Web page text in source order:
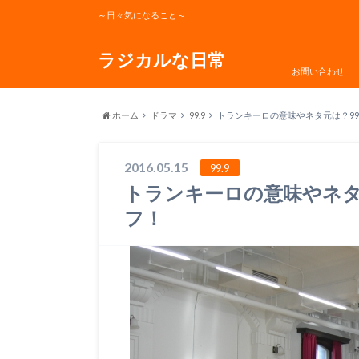
ラジカルな日常
～日々気になること～
お問い合わせ
ホーム ドラマ 99.9 トランキーロの意味やネタ元は？
2016.05.15 99.9
トランキーロの意味やネ
フ！